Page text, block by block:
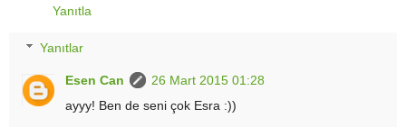
Yanıtla
Yanıtlar
Esen Can
26 Mart 2015 01:28
ayyy! Ben de seni çok Esra :))